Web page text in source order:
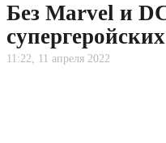
Без Marvel и
11:22, 11 апреля 2022